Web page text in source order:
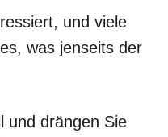
und viele
was jenseits der
und drängen Sie